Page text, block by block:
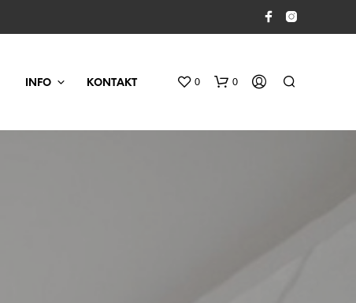
INFO KONTAKT 0 0